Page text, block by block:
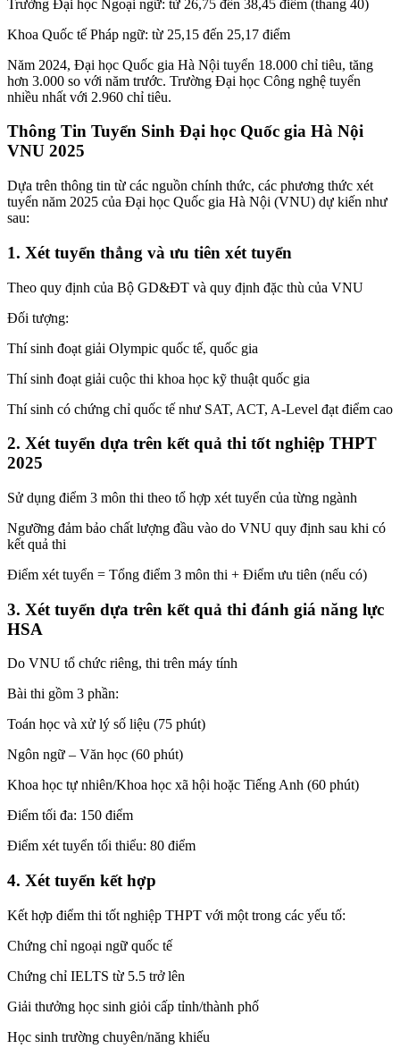
Trường Đại học Ngoại ngữ: từ 26,75 đến 38,45 điểm (thang 40)
Khoa Quốc tế Pháp ngữ: từ 25,15 đến 25,17 điểm
Năm 2024, Đại học Quốc gia Hà Nội tuyển 18.000 chỉ tiêu, tăng
hơn 3.000 so với năm trước. Trường Đại học Công nghệ tuyển
nhiều nhất với 2.960 chỉ tiêu.
Thông Tin Tuyển Sinh Đại học Quốc gia Hà Nội
VNU 2025
Dựa trên thông tin từ các nguồn chính thức, các phương thức xét
tuyển năm 2025 của Đại học Quốc gia Hà Nội (VNU) dự kiến như
sau:
1. Xét tuyển thẳng và ưu tiên xét tuyển
Theo quy định của Bộ GD&ĐT và quy định đặc thù của VNU
Đối tượng:
Thí sinh đoạt giải Olympic quốc tế, quốc gia
Thí sinh đoạt giải cuộc thi khoa học kỹ thuật quốc gia
Thí sinh có chứng chỉ quốc tế như SAT, ACT, A-Level đạt điểm cao
2. Xét tuyển dựa trên kết quả thi tốt nghiệp THPT
2025
Sử dụng điểm 3 môn thi theo tổ hợp xét tuyển của từng ngành
Ngưỡng đảm bảo chất lượng đầu vào do VNU quy định sau khi có
kết quả thi
Điểm xét tuyển = Tổng điểm 3 môn thi + Điểm ưu tiên (nếu có)
3. Xét tuyển dựa trên kết quả thi đánh giá năng lực
HSA
Do VNU tổ chức riêng, thi trên máy tính
Bài thi gồm 3 phần:
Toán học và xử lý số liệu (75 phút)
Ngôn ngữ – Văn học (60 phút)
Khoa học tự nhiên/Khoa học xã hội hoặc Tiếng Anh (60 phút)
Điểm tối đa: 150 điểm
Điểm xét tuyển tối thiểu: 80 điểm
4. Xét tuyển kết hợp
Kết hợp điểm thi tốt nghiệp THPT với một trong các yếu tố:
Chứng chỉ ngoại ngữ quốc tế
Chứng chỉ IELTS từ 5.5 trở lên
Giải thưởng học sinh giỏi cấp tỉnh/thành phố
Học sinh trường chuyên/năng khiếu